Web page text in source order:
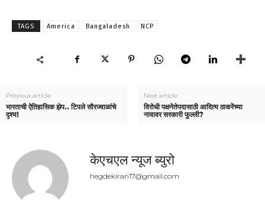
TAGS America Bangaladesh NCP
Previous article
भारताची ऐतिहासिक झेप.. टिपले सौरज्वाळांचे
दृश्य!
Next article
विरोधी पक्षनेतेपदासाठी आदित्य ठाकरेंच्या
नावावर सरकारी फुल्ली?
केएचएल न्यूज ब्युरो
hegdekiran17@gmail.com